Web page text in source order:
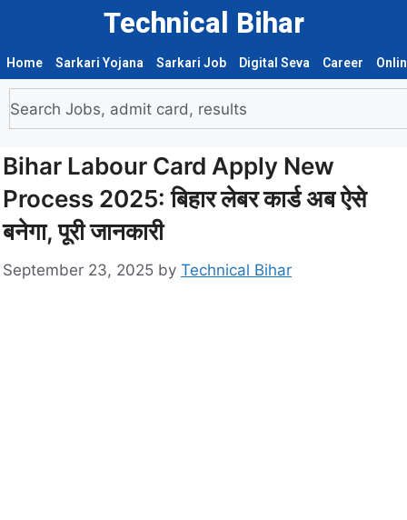
Technical Bihar
Home Sarkari Yojana Sarkari Job Digital Seva Career
Bihar Labour Card Apply New
Process 2025: बिहार लेबर कार्ड अब ऐसे
बनेगा, पूरी जानकारी
September 23, 2025 by Technical Bihar